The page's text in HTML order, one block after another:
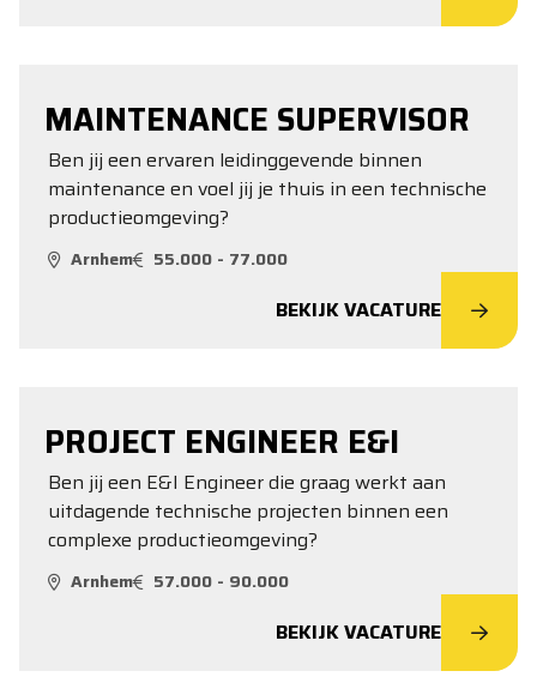
MAINTENANCE SUPERVISOR
Ben jij een ervaren leidinggevende binnen
maintenance en voel jij je thuis in een technische
productieomgeving?
Arnhem 55.000 - 77.000
BEKIJK VACATURE
PROJECT ENGINEER E&I
Ben jij een E&I Engineer die graag werkt aan
uitdagende technische projecten binnen een
complexe productieomgeving?
Arnhem 57.000 - 90.000
BEKIJK VACATURE